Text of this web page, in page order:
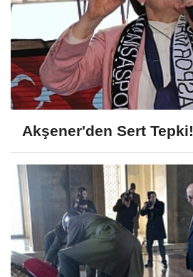
Akşener'den Sert Tepki!